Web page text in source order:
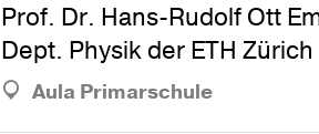
Prof. Dr. Hans-Rudolf Ott
Dept. Physik der ETH Zürich
Aula Primarschule